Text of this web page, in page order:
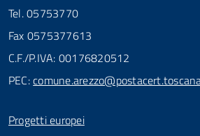
Tel. 05753770
Fax 0575377613
C.F./P.IVA: 00176820512
PEC:
Progetti europei